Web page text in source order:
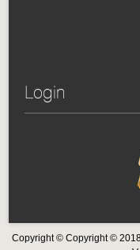
Login
Copyright © Copyright ©